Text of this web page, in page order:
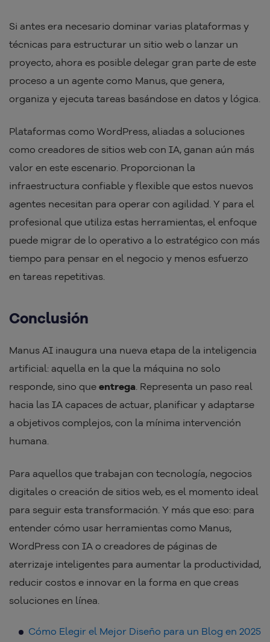
Si antes era necesario dominar varias plataformas y
técnicas para estructurar un sitio web o lanzar un
proyecto, ahora es posible delegar gran parte de este
proceso a un agente como Manus, que genera,
organiza y ejecuta tareas basándose en datos y lógica.
Plataformas como WordPress, aliadas a soluciones
como creadores de sitios web con IA, ganan aún más
valor en este escenario. Proporcionan la
infraestructura confiable y flexible que estos nuevos
agentes necesitan para operar con agilidad. Y para el
profesional que utiliza estas herramientas, el enfoque
puede migrar de lo operativo a lo estratégico con más
tiempo para pensar en el negocio y menos esfuerzo
en tareas repetitivas.
Conclusión
Manus AI inaugura una nueva etapa de la inteligencia
artificial: aquella en la que la máquina no solo
responde, sino que entrega . Representa un paso real
hacia las IA capaces de actuar, planificar y adaptarse
a objetivos complejos, con la mínima intervención
humana.
Para aquellos que trabajan con tecnología, negocios
digitales o creación de sitios web, es el momento ideal
para seguir esta transformación. Y más que eso: para
entender cómo usar herramientas como Manus,
WordPress con IA o creadores de páginas de
aterrizaje inteligentes para aumentar la productividad,
reducir costos e innovar en la forma en que creas
soluciones en línea.
Cómo Elegir el Mejor Diseño para un Blog en 2025